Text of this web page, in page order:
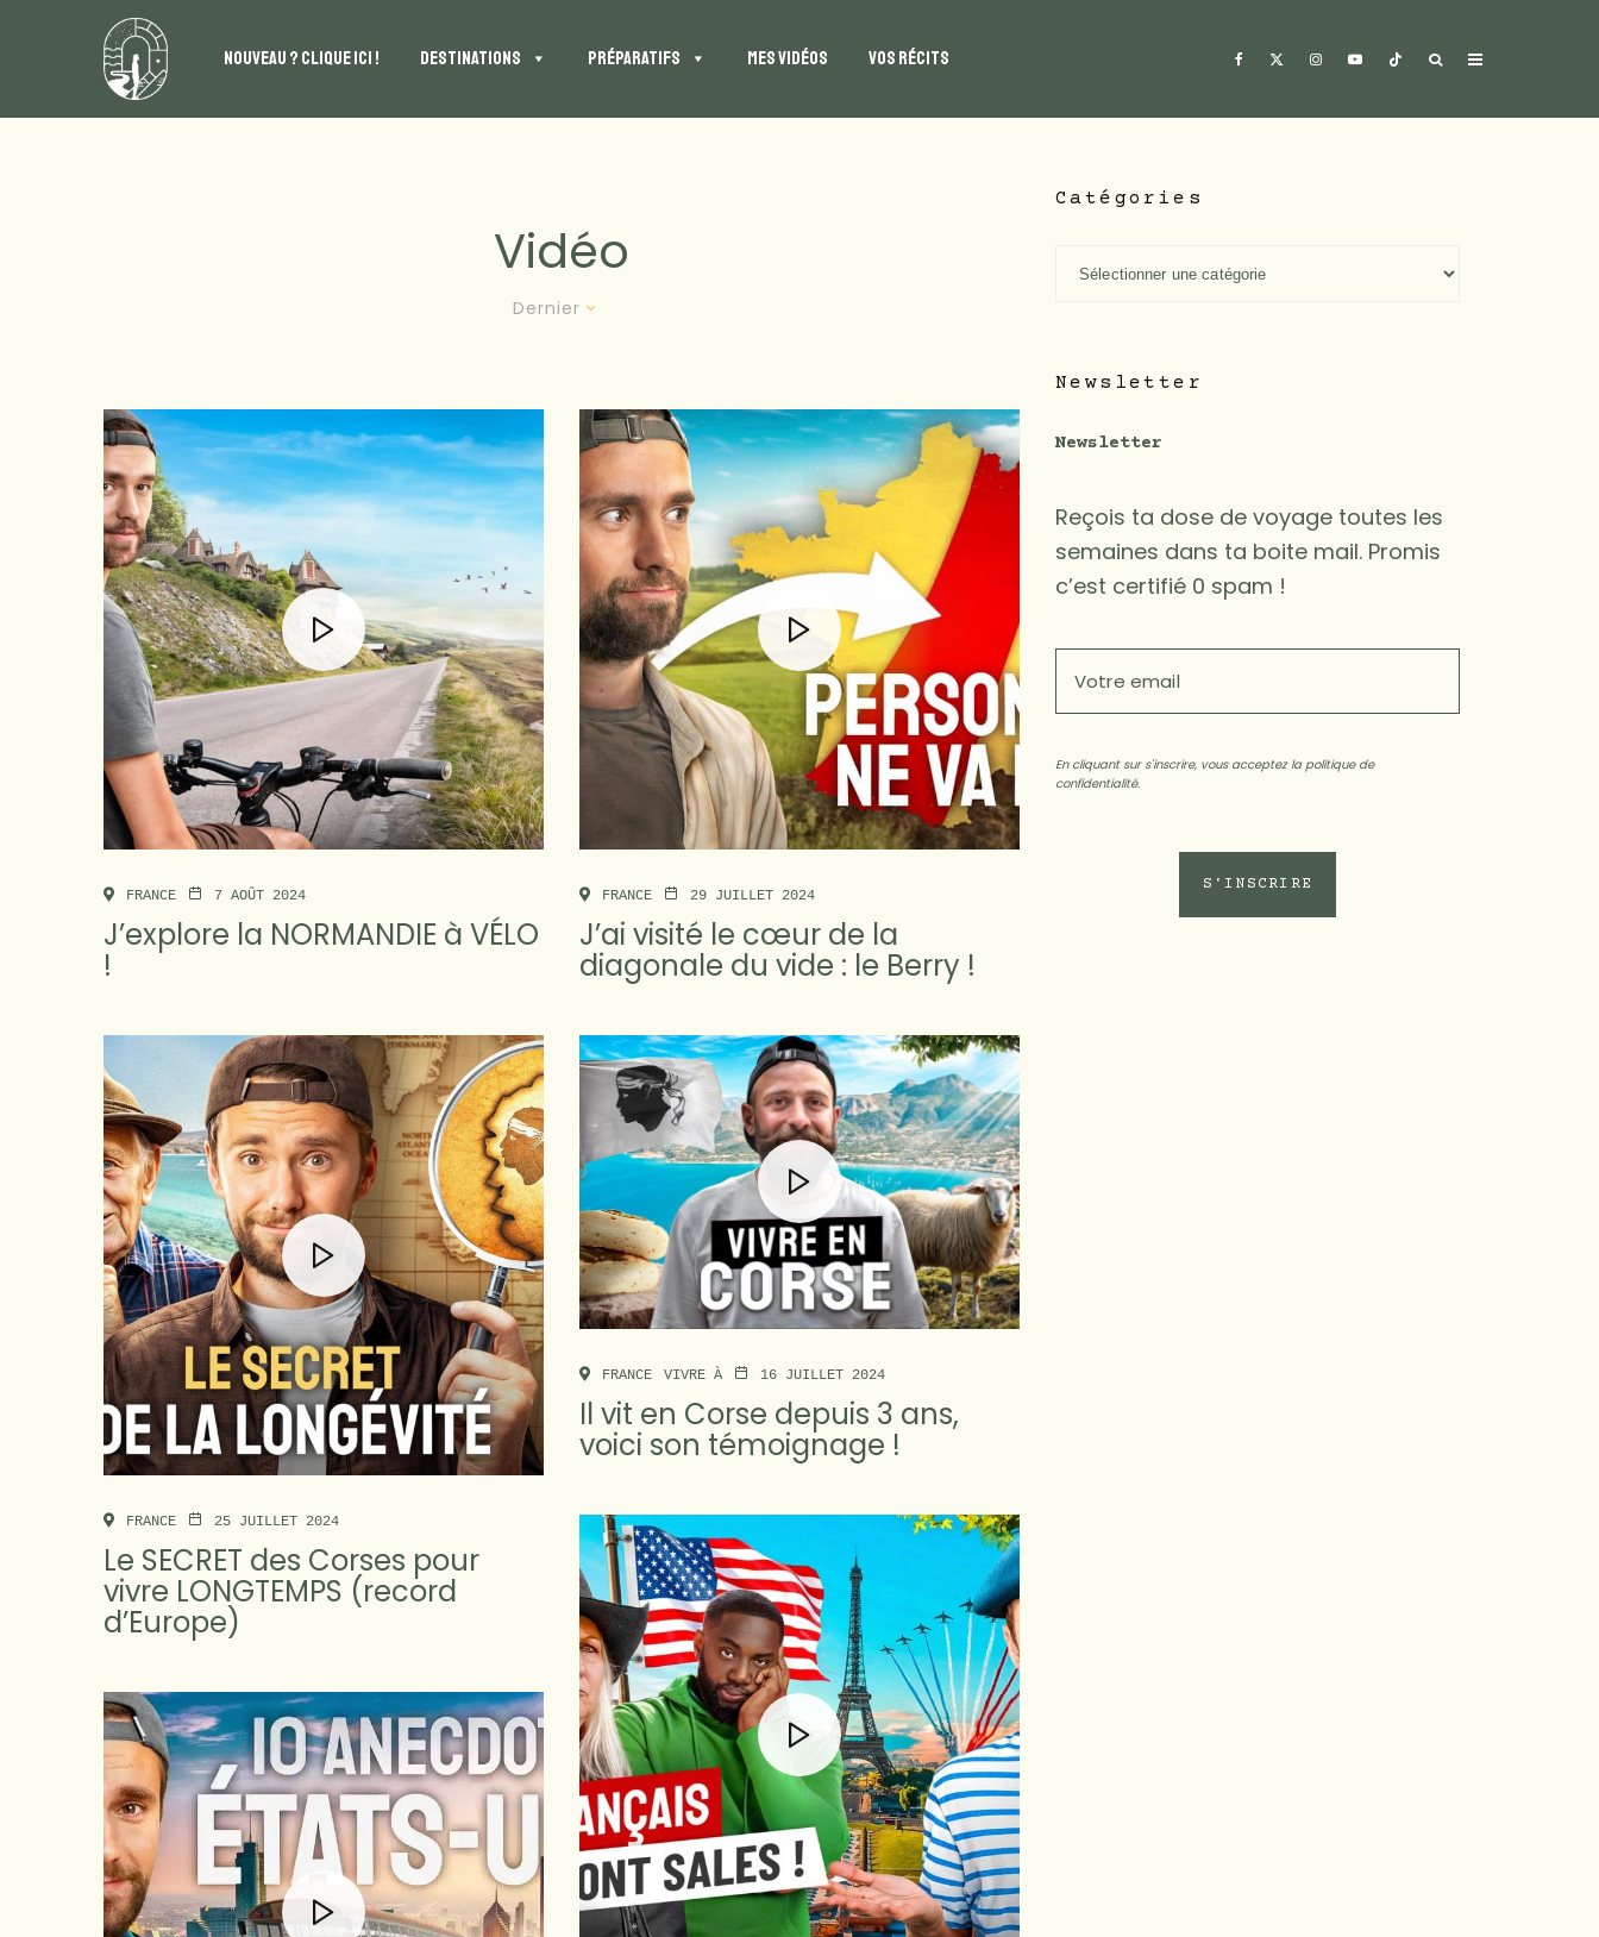
NOUVEAU ? CLIQUE ICI ! DESTINATIONS PRÉPARATIFS MES VIDÉOS VOS RÉCITS
Vidéo
Dernier
FRANCE 7 AOÛT 2024
J’explore la NORMANDIE à VÉLO
!
FRANCE 25 JUILLET 2024
Le SECRET des Corses pour
vivre LONGTEMPS (record
d’Europe)
FRANCE 29 JUILLET 2024
J’ai visité le cœur de la
diagonale du vide : le Berry !
FRANCE VIVRE À 16 JUILLET 2024
Il vit en Corse depuis 3 ans,
voici son témoignage !
Catégories
Newsletter
Newsletter
Reçois ta dose de voyage toutes les
semaines dans ta boite mail. Promis
c’est certifié 0 spam !
En cliquant sur s'inscrire, vous acceptez la politique de
confidentialité.